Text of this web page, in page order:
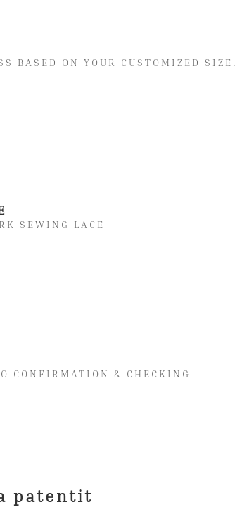
BASED ON YOUR CUSTOMIZED SIZE.
SEWING LACE
CONFIRMATION & CHECKING
patentit